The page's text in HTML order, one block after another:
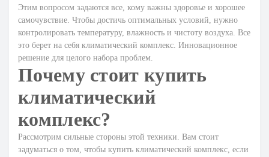
Этим вопросом задаются все, кому важны здоровье и хорошее
самочувствие. Чтобы достичь оптимальных условий, нужно
контролировать температуру, влажность и чистоту воздуха. Все
это берет на себя климатический комплекс. Инновационное
решение для целого набора проблем.
Почему стоит купить
климатический
комплекс?
Рассмотрим сильные стороны этой техники. Вам стоит
задуматься о том, чтобы купить климатический комплекс, если